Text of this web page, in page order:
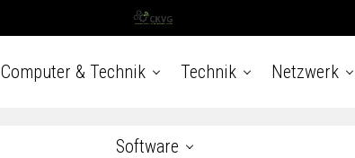
Computer & Technik Technik Netzwerk
Software